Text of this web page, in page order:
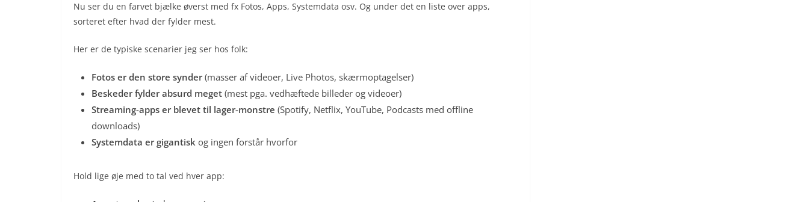
Nu ser du en farvet bjælke øverst med fx Fotos, Apps, Systemdata osv. Og under det en liste over apps,
sorteret efter hvad der fylder mest.
Her er de typiske scenarier jeg ser hos folk:
Fotos er den store synder(masser af videoer, Live Photos, skærmoptagelser)
Beskeder fylder absurd meget (mest pga. vedhæftede billeder og videoer)
Streaming-apps er blevet til lager-monstre (Spotify, Netflix, YouTube, Podcasts med offline
downloads)
Systemdata er gigantisk og ingen forstår hvorfor
Hold lige øje med to tal ved hver app: